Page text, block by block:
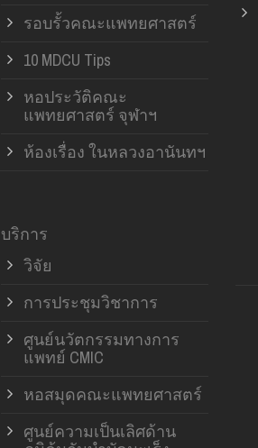
รอบรั้วคณะแพทยศาสตร์
10 MDCU Tips
หอประวัติคณะ
แพทยศาสตร์ จุฬาฯ
ห้องเรื่อง ในหลวงอานันทฯ
บริการ
วิจัย
การประชุมวิชาการ
ศูนย์นวัตกรรมทางการ
แพทย์ CMIC
หอสมุดคณะแพทยศาสตร์
ศูนย์ความเป็นเลิศด้าน